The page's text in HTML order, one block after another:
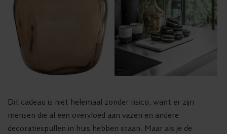
Dit cadeau is niet helemaal zonder risico, want er zijn
mensen die al een overvloed aan vazen en andere
decoratiespullen in huis hebben staan. Maar als je de